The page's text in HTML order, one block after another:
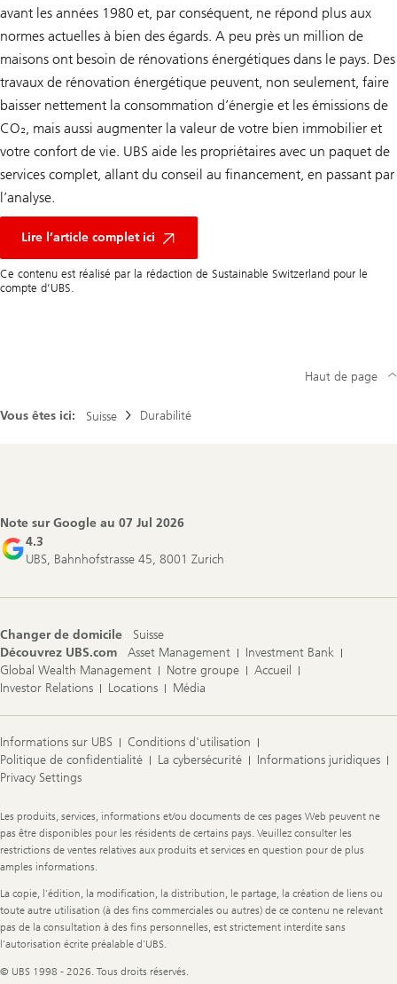
avant les années 1980 et, par conséquent, ne répond plus aux
normes actuelles à bien des égards. A peu près un million de
maisons ont besoin de rénovations énergétiques dans le pays. Des
travaux de rénovation énergétique peuvent, non seulement, faire
baisser nettement la consommation d’énergie et les émissions de
CO₂, mais aussi augmenter la valeur de votre bien immobilier et
votre confort de vie. UBS aide les propriétaires avec un paquet de
services complet, allant du conseil au financement, en passant par
l’analyse.
Lire l’article complet ici
Ce contenu est réalisé par la rédaction de Sustainable Switzerland pour le
compte d’UBS.
Vous êtes ici: Suisse Durabilité
Haut de page
Note sur Google au 07 Jul 2026
4.3
UBS, Bahnhofstrasse 45, 8001 Zurich
Changer de domicile
Suisse
Découvrez UBS.com
Asset Management
Investment Bank
Global Wealth Management
Notre groupe
Accueil
Investor Relations
Locations Média
Informations sur UBS
Conditions d'utilisation
Politique de confidentialité
La cybersécurité
Informations juridiques
Privacy Settings
Legal
Information
Les produits, services, informations et/ou documents de ces pages Web peuvent ne
pas être disponibles pour les résidents de certains pays. Veuillez consulter les
restrictions de ventes relatives aux produits et services en question pour de plus
amples informations.
La copie, l'édition, la modification, la distribution, le partage, la création de liens ou
toute autre utilisation (à des fins commerciales ou autres) de ce contenu ne relevant
pas de la consultation à des fins personnelles, est strictement interdite sans
l'autorisation écrite préalable d'UBS.
© UBS 1998 - 2026. Tous droits réservés.